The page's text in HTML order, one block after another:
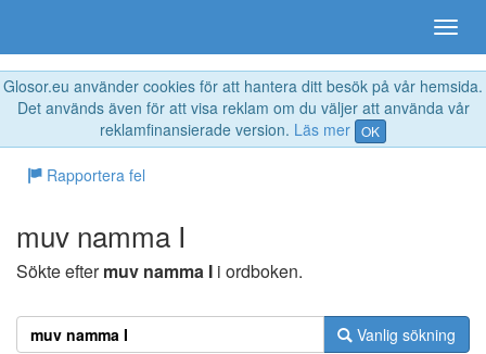
Glosor.eu använder cookies för att hantera ditt besök på vår hemsida.
Det används även för att visa reklam om du väljer att använda vår
reklamfinansierade version. Läs mer OK
Rapportera fel
muv namma I
Sökte eftermuv namma I i ordboken.
Vanlig sökning